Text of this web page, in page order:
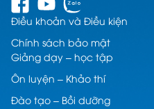
Điều khoản và Điều kiện
Chính sách bảo mật
Giảng dạy – học tập
Ôn luyện – Khảo thí
Đào tạo – Bồi dưỡng